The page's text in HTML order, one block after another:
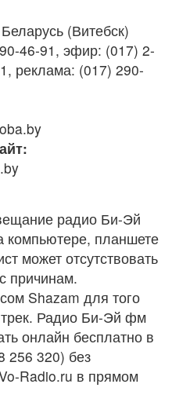
Беларусь (Витебск)
46-91, эфир: (017) 2-
реклама: (017) 290-
радио Би-Эй
компьютере, планшете
может отсутствовать
причинам.
Shazam для того
трек. Радио Би-Эй фм
онлайн бесплатно в
256 320) без
Radio.ru в прямом